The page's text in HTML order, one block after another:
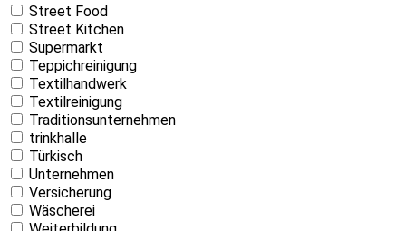
Street Food
Street Kitchen
Supermarkt
Teppichreinigung
Textilhandwerk
Textilreinigung
Traditionsunternehmen
trinkhalle
Türkisch
Unternehmen
Versicherung
Wäscherei